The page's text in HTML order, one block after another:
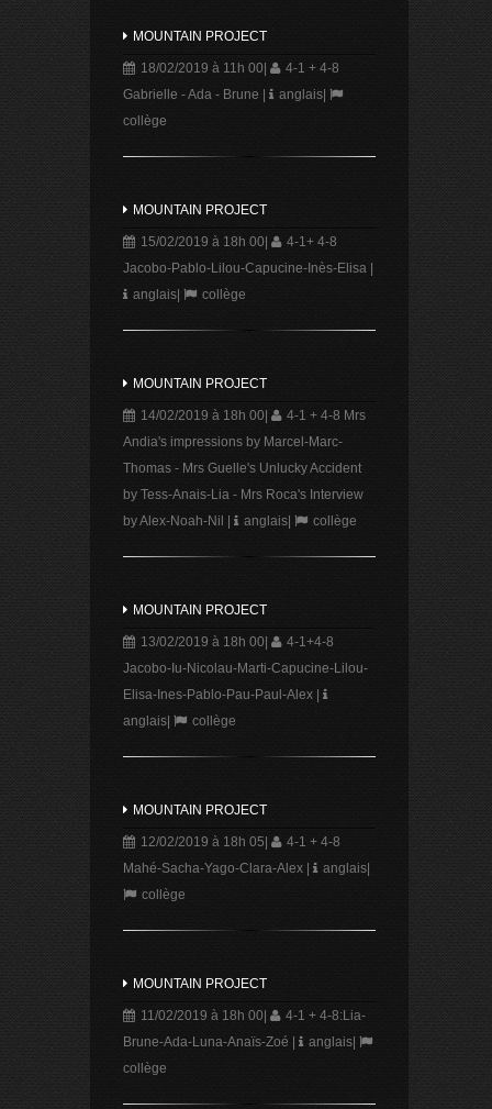
MOUNTAIN PROJECT
18/02/2019 à 11h 00
4-1 + 4-8
Gabrielle - Ada - Brune
anglais|
collège
MOUNTAIN PROJECT
15/02/2019 à 18h 00|
4-1+ 4-8
Jacobo-Pablo-Lilou-Capucine-Inès-Elisa|
anglais| collège
MOUNTAIN PROJECT
14/02/2019 à 18h 00
4-1 + 4-8 Mrs
Andia's impressions by Marcel-Marc-
Thomas - Mrs Guelle's Unlucky Accident
by Tess-Anais-Lia - Mrs Roca's Interview
by Alex-Noah-Nil
anglais| collège
MOUNTAIN PROJECT
13/02/2019 à 18h 00|
4-1+4-8
Jacobo-Iu-Nicolau-Marti-Capucine-Lilou-
Elisa-Ines-Pablo-Pau-Paul-Alex|
anglais| collège
MOUNTAIN PROJECT
12/02/2019 à 18h 05
4-1 + 4-8
Mahé-Sacha-Yago-Clara-Alex| anglais|
collège
MOUNTAIN PROJECT
11/02/2019 à 18h 00|
4-1 + 4-8:Lia-
Brune-Ada-Luna-Anaïs-Zoé
anglais|
collège